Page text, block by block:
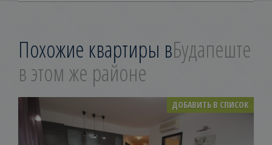
Похожие квартиры вБудапеште
в этом же районе
ДОБАВИТЬ В СПИСОК